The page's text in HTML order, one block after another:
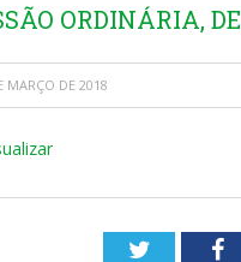
ORDINÁRIA,
MARÇO DE 2018
Twitter